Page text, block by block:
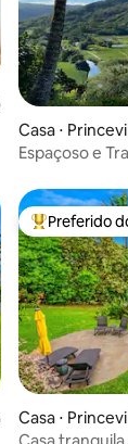
avaliação
Casa ⋅
Espaçoso e
avaliação
Entre os
Preferido
Casa ⋅